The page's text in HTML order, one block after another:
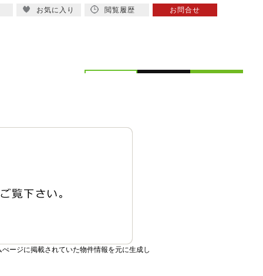
ージに掲載されていた物件情報を元に生成し
お気に入り 閲覧履歴 お問合せ